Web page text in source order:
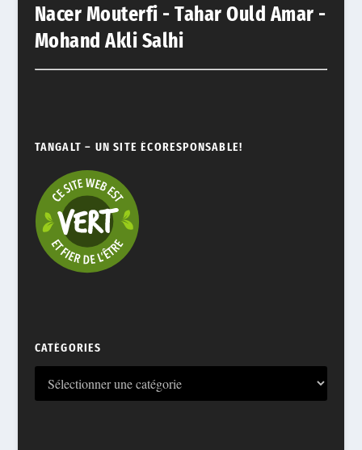
Nacer Mouterfi - Tahar Ould Amar -
Mohand Akli Salhi
TANGALT – UN SITE ÉCORESPONSABLE!
CATÉGORIES